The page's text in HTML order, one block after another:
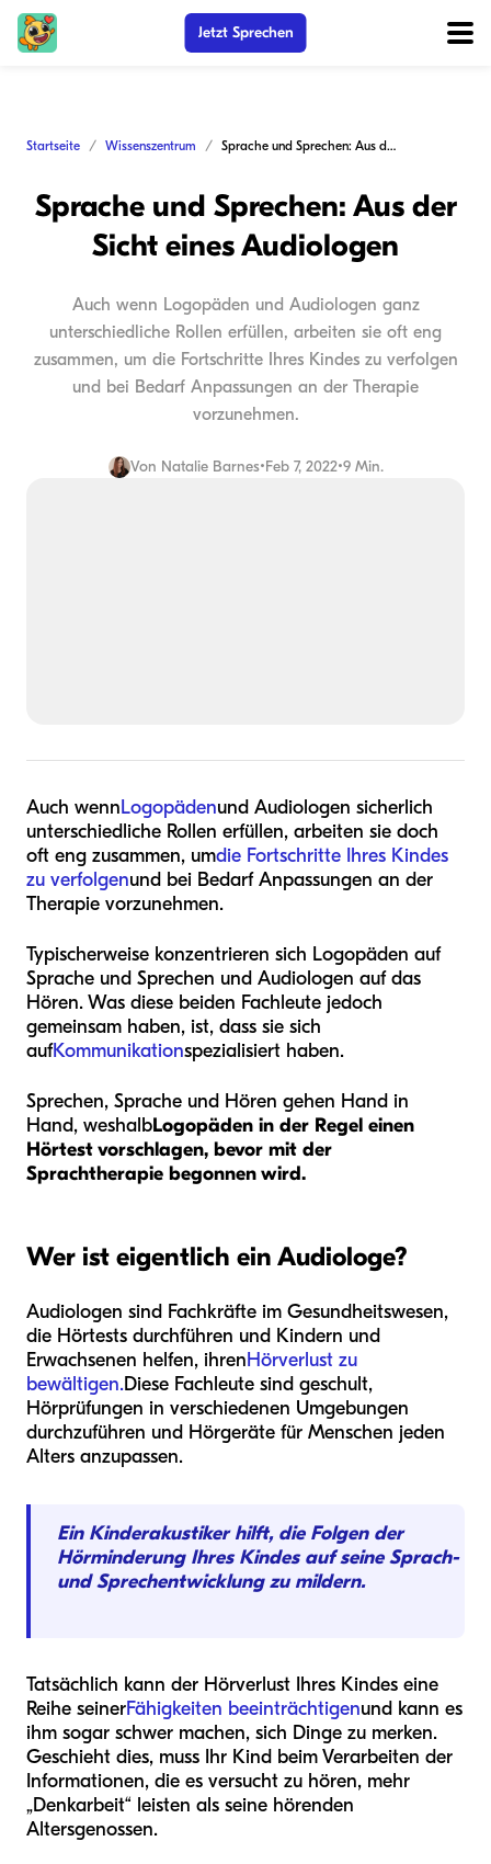
Jetzt Sprechen
Startseite Wissenszentrum Sprache und Sprechen: Aus der Sicht eines Audiologen
Sprache und Sprechen: Aus der
Sicht eines Audiologen
Auch wenn Logopäden und Audiologen ganz
unterschiedliche Rollen erfüllen, arbeiten sie oft eng
zusammen, um die Fortschritte Ihres Kindes zu verfolgen
und bei Bedarf Anpassungen an der Therapie
vorzunehmen.
Von Natalie Barnes•Feb 7, 2022•9 Min.
Auch wennLogopädenund Audiologen sicherlich
unterschiedliche Rollen erfüllen, arbeiten sie doch
oft eng zusammen, umdie Fortschritte Ihres Kindes
zu verfolgenund bei Bedarf Anpassungen an der
Therapie vorzunehmen.
Typischerweise konzentrieren sich Logopäden auf
Sprache und Sprechen und Audiologen auf das
Hören. Was diese beiden Fachleute jedoch
gemeinsam haben, ist, dass sie sich
aufKommunikationspezialisiert haben.
Sprechen, Sprache und Hören gehen Hand in
Hand, weshalbLogopäden in der Regel einen
Hörtest vorschlagen, bevor mit der
Sprachtherapie begonnen wird.
Wer ist eigentlich ein Audiologe?
Audiologen sind Fachkräfte im Gesundheitswesen,
die Hörtests durchführen und Kindern und
Erwachsenen helfen, ihrenHörverlust zu
bewältigen.Diese Fachleute sind geschult,
Hörprüfungen in verschiedenen Umgebungen
durchzuführen und Hörgeräte für Menschen jeden
Alters anzupassen.
Ein Kinderakustiker hilft, die Folgen der
Hörminderung Ihres Kindes auf seine Sprach-
und Sprechentwicklung zu mildern.
Tatsächlich kann der Hörverlust Ihres Kindes eine
Reihe seinerFähigkeiten beeinträchtigenund kann es
ihm sogar schwer machen, sich Dinge zu merken.
Geschieht dies, muss Ihr Kind beim Verarbeiten der
Informationen, die es versucht zu hören, mehr
„Denkarbeit“ leisten als seine hörenden
Altersgenossen.